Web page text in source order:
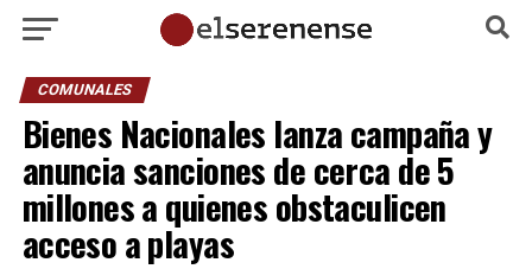
COMUNALES
Bienes Nacionales lanza campaña y
anuncia sanciones de cerca de 5
millones a quienes obstaculicen
acceso a playas